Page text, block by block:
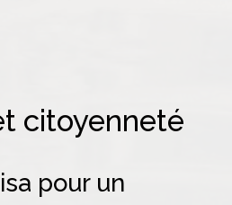
citoyenneté
pour un